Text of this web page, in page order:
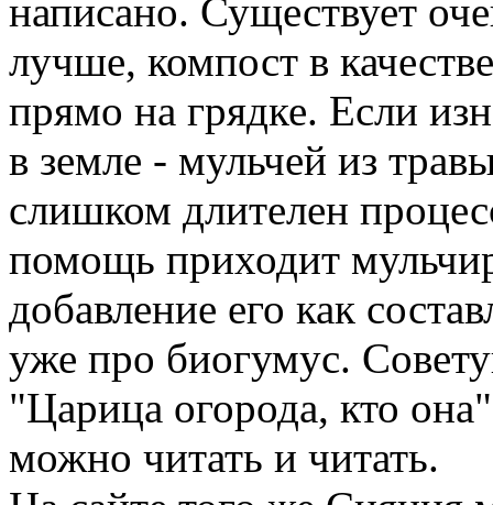
написано. Существует
лучше, компост в
прямо на грядке. Если
в земле - мульчей из
слишком длителен
помощь приходит
добавление его как
уже про биогумус.
"Царица огорода, кто
можно читать и читать.